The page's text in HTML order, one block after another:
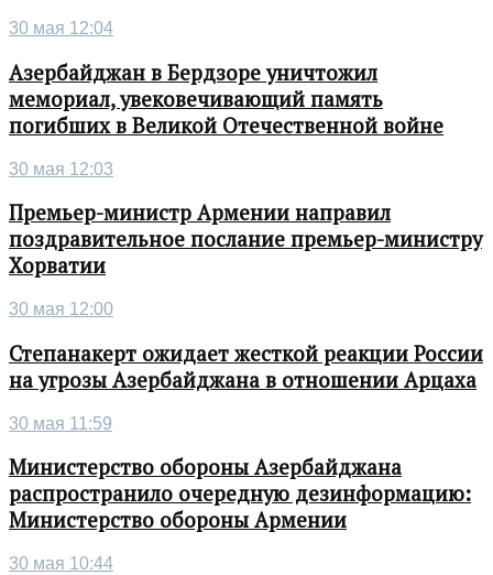
30 мая 12:04
Азербайджан в Бердзоре уничтожил
мемориал, увековечивающий память
погибших в Великой Отечественной войне
30 мая 12:03
Премьер-министр Армении направил
поздравительное послание премьер-министру
Хорватии
30 мая 12:00
Степанакерт ожидает жесткой реакции России
на угрозы Азербайджана в отношении Арцаха
30 мая 11:59
Министерство обороны Азербайджана
распространило очередную дезинформацию:
Министерство обороны Армении
30 мая 10:44